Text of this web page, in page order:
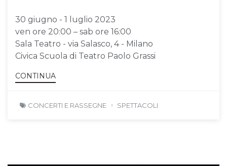
30 giugno - 1 luglio 2023
ven ore 20:00 – sab ore 16:00
Sala Teatro - via Salasco, 4 - Milano
Civica Scuola di Teatro Paolo Grassi
CONTINUA
CONCERTI E RASSEGNE SPETTACOLI